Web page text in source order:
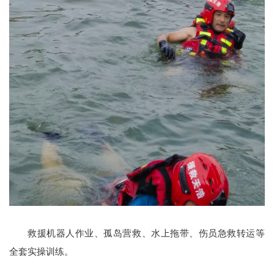
救援机器人作业、孤岛营救、水上拖带、伤员急救转运等
全套实操训练。